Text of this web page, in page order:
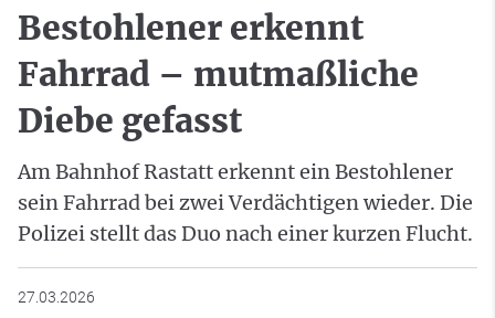
Bestohlener erkennt
Fahrrad – mutmaßliche
Diebe gefasst
Am Bahnhof Rastatt erkennt ein Bestohlener
sein Fahrrad bei zwei Verdächtigen wieder. Die
Polizei stellt das Duo nach einer kurzen Flucht.
27.03.2026